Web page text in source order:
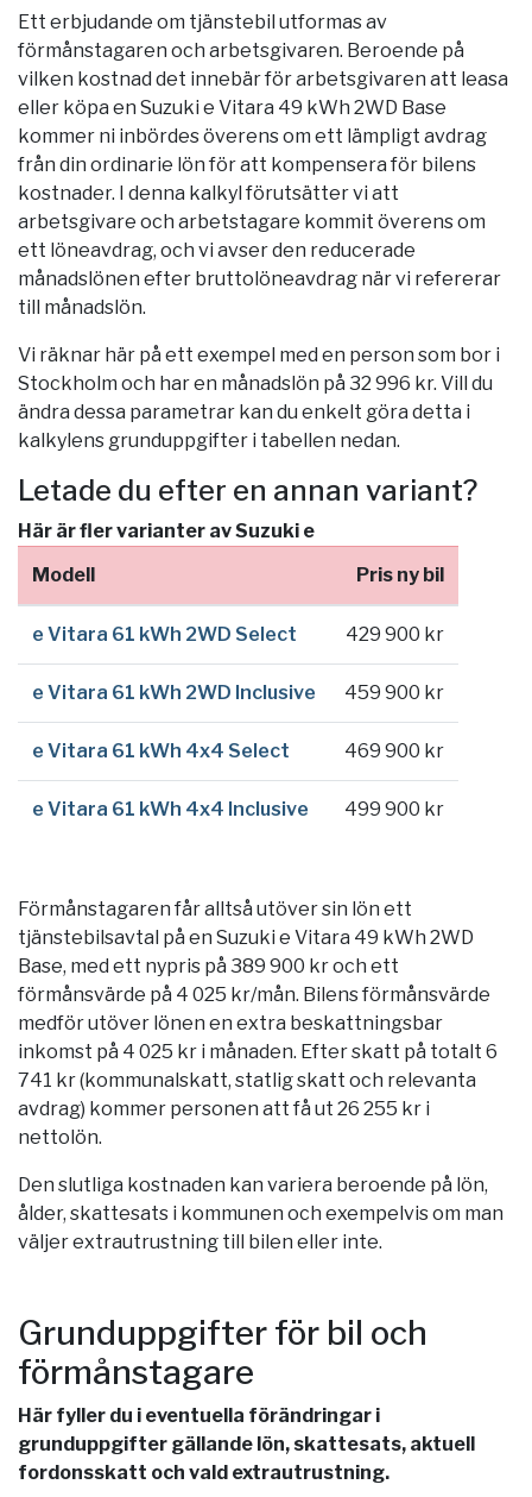
Ett erbjudande om tjänstebil utformas av
förmånstagaren och arbetsgivaren. Beroende på
vilken kostnad det innebär för arbetsgivaren att leasa
eller köpa en Suzuki e Vitara 49 kWh 2WD Base
kommer ni inbördes överens om ett lämpligt avdrag
från din ordinarie lön för att kompensera för bilens
kostnader. I denna kalkyl förutsätter vi att
arbetsgivare och arbetstagare kommit överens om
ett löneavdrag, och vi avser den reducerade
månadslönen efter bruttolöneavdrag när vi refererar
till månadslön.
Vi räknar här på ett exempel med en person som bor i
Stockholm och har en månadslön på 32 996 kr. Vill du
ändra dessa parametrar kan du enkelt göra detta i
kalkylens grunduppgifter i tabellen nedan.
Letade du efter en annan variant?
Här är fler varianter av Suzuki e
Modell
Pris ny bil
e Vitara 61 kWh 2WD Select 429 900 kr
e Vitara 61 kWh 2WD Inclusive 459 900 kr
e Vitara 61 kWh 4x4 Select 469 900 kr
e Vitara 61 kWh 4x4 Inclusive 499 900 kr
Förmånstagaren får alltså utöver sin lön ett
tjänstebilsavtal på en Suzuki e Vitara 49 kWh 2WD
Base, med ett nypris på 389 900 kr och ett
förmånsvärde på 4 025 kr/mån. Bilens förmånsvärde
medför utöver lönen en extra beskattningsbar
inkomst på 4 025 kr i månaden. Efter skatt på totalt 6
741 kr (kommunalskatt, statlig skatt och relevanta
avdrag) kommer personen att få ut 26 255 kr i
nettolön.
Den slutliga kostnaden kan variera beroende på lön,
ålder, skattesats i kommunen och exempelvis om man
väljer extrautrustning till bilen eller inte.
Grunduppgifter för bil och
förmånstagare
Här fyller du i eventuella förändringar i
grunduppgifter gällande lön, skattesats, aktuell
fordonsskatt och vald extrautrustning.